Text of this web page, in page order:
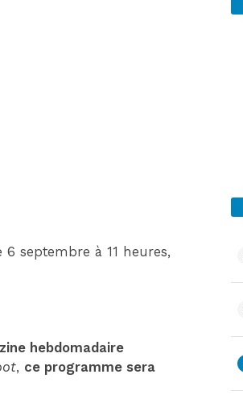
6 septembre à 11 heures,
hebdomadaire
, ce programme sera